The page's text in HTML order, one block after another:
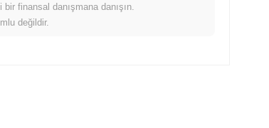
daha iyi performans gösterdi. Bu, daha
belirtir.
finansal danışmana danışın.
değildir.